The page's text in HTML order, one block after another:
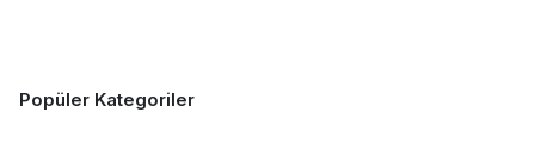
Popüler Kategoriler